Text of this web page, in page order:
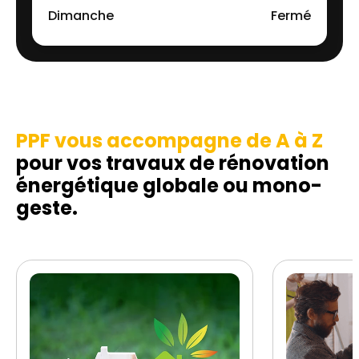
Dimanche
Fermé
PPF vous accompagne de A à Z
pour vos travaux de rénovation
énergétique globale ou mono-
geste.